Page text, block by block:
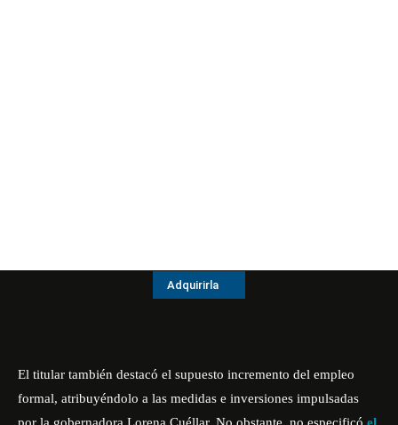
Adquirirla
El titular también destacó el supuesto incremento del empleo
formal, atribuyéndolo a las medidas e inversiones impulsadas